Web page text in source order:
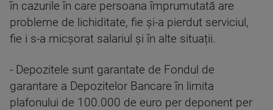
în cazurile în care persoana împrumutată are
probleme de lichiditate, fie și-a pierdut serviciul,
fie i s-a micșorat salariul și în alte situații.
- Depozitele sunt garantate de Fondul de
garantare a Depozitelor Bancare în limita
plafonului de 100.000 de euro per deponent per